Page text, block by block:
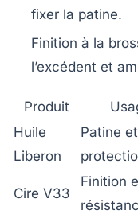
fixer la patine.
Finition à la
l’excédent et
Produit
Huile
Liberon
Patine et
Cire V33
Finition